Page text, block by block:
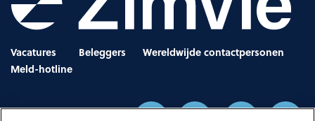
Vacatures Beleggers
Wereldwijde contactpersonen
Meld-hotline